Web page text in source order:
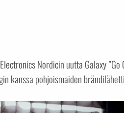
Nordicin uutta Galaxy ”Go
kanssa pohjoismaiden